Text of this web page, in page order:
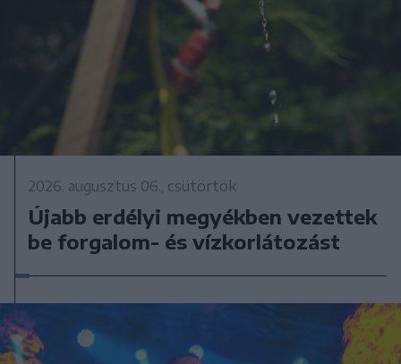
2026. augusztus 06., csütörtök
Újabb erdélyi megyékben vezettek
be forgalom- és vízkorlátozást